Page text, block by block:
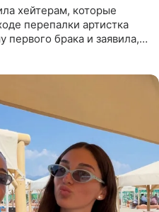
хейтерам, которые
перепалки артистка
первого брака и заявила,